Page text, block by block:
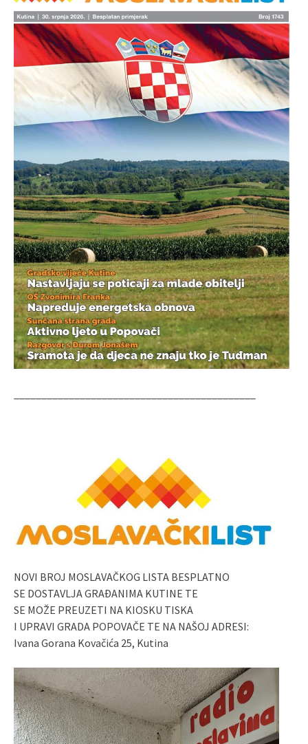
NOVI BROJ MOSLAVAČKOG LISTA BESPLATNO
SE DOSTAVLJA GRAĐANIMA KUTINE TE
SE MOŽE PREUZETI NA KIOSKU TISKA
I UPRAVI GRADA POPOVAČE TE NA NAŠOJ ADRESI:
Ivana Gorana Kovačića 25, Kutina